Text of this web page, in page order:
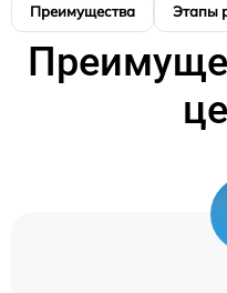
Преимущества Этапы